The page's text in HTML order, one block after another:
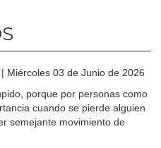
| Miércoles 03 de Junio de 2026
porque por personas como
cuando se pierde alguien
semejante movimiento de